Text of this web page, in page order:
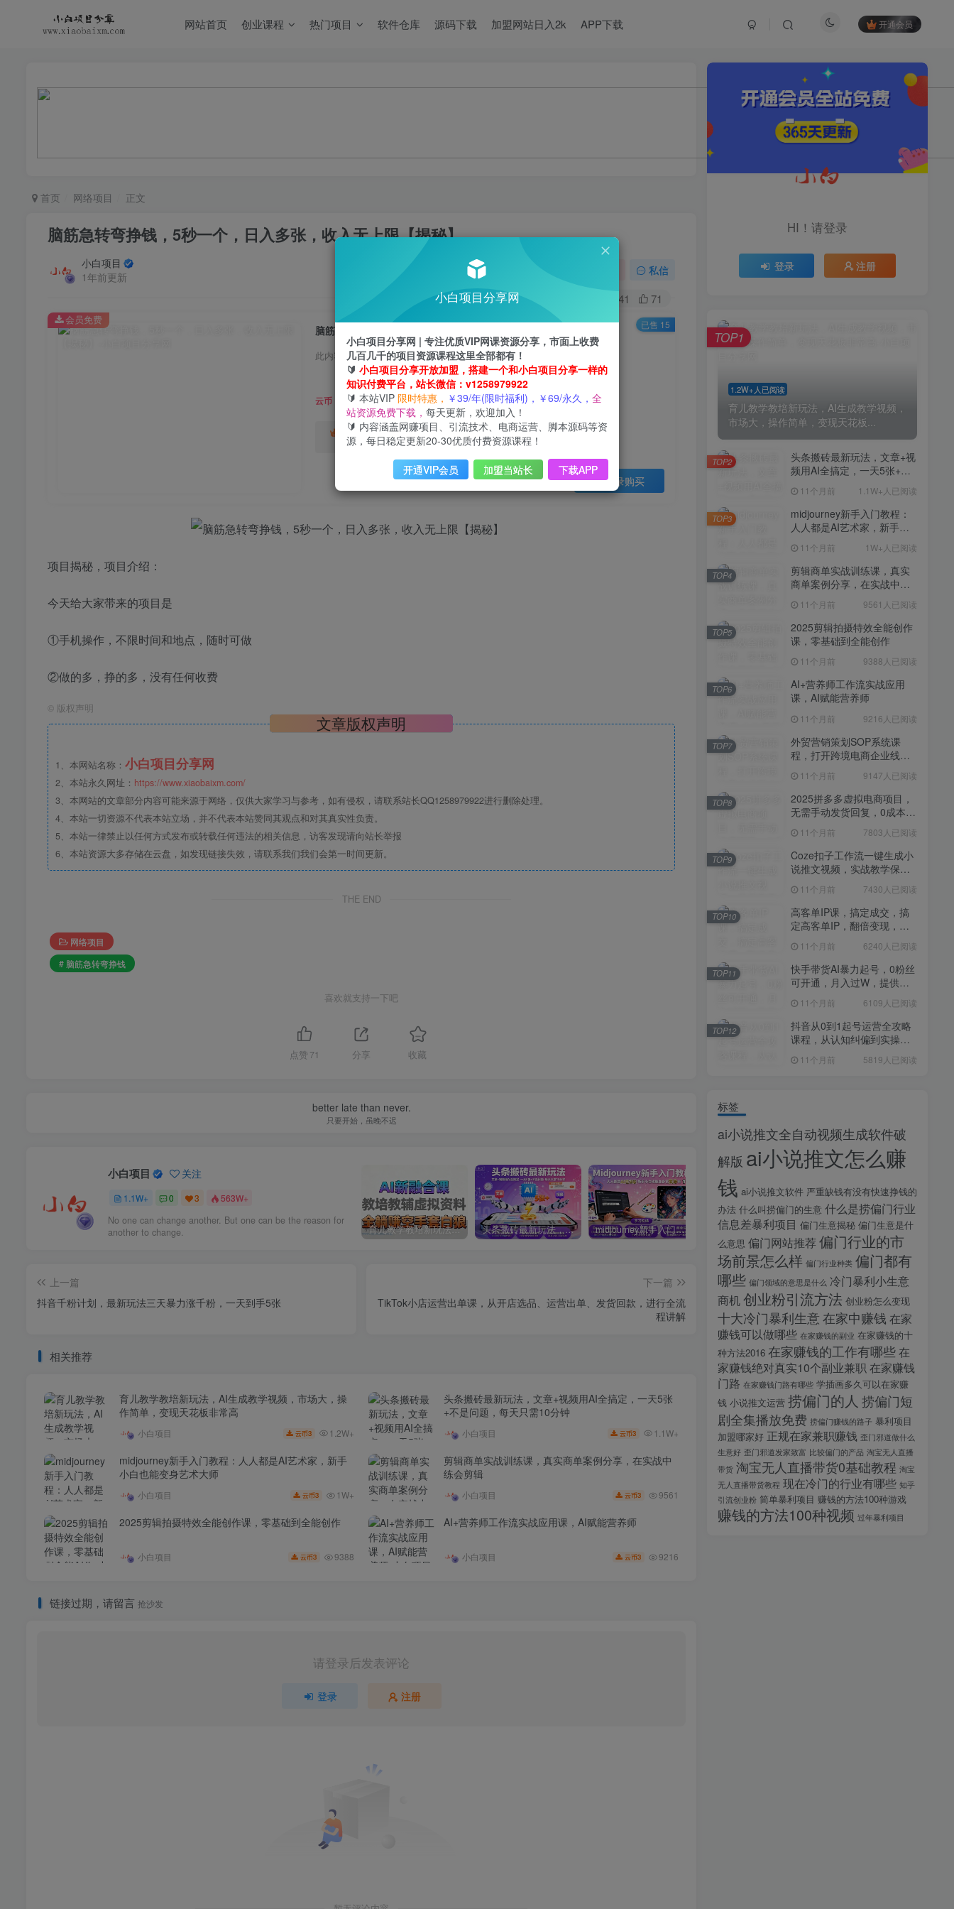
网站首页 创业课程 热门项目 软件仓库 源码下载 加盟网站日入2k APP下载 开通会员
首页 网络项目 正文
脑筋急转弯挣钱，5秒一个，日入多张，收入无上限【揭秘】
小白项目
1年前更新
私信
741 71
脑筋急转弯挣钱，5秒一个，日入多张，收入无上限【揭秘】
此内容为会员免费，请付费后查看
云币 3 限时特惠
云币99
年VIP免费 终身VIP会员
免费
登录购买
会员免费 已售 15
项目揭秘，项目介绍：
今天给大家带来的项目是
①手机操作，不限时间和地点，随时可做
②做的多，挣的多，没有任何收费
© 版权声明
文章版权声明
1、本网站名称： 小白项目分享网
2、本站永久网址： https://www.xiaobaixm.com/
3、本网站的文章部分内容可能来源于网络，仅供大家学习与参考，如有侵权，请联系站长QQ1258979922进行删除处理。
4、本站一切资源不代表本站立场，并不代表本站赞同其观点和对其真实性负责。
5、本站一律禁止以任何方式发布或转载任何违法的相关信息，访客发现请向站长举报
6、本站资源大多存储在云盘，如发现链接失效，请联系我们我们会第一时间更新。
THE END
网络项目
# 脑筋急转弯挣钱
喜欢就支持一下吧
点赞 71 分享 收藏
better late than never.
只要开始，虽晚不迟
小白项目 关注
1.1W+ 0 3 563W+
No one can change another. But one can be the reason for
another to change.
育儿教学教培新玩法，AI生成教学视频，市场大，操作简单，变现天花板非常高 头条搬砖最新玩法，文章+视频用AI全搞定，一天5张+不是问题，每天只需10分钟 midjourney新手入门教程：人人都是AI艺术家，新手小白也能变身艺术大师 剪辑商单实战训练课，真实商单案例分享，在实战中练会剪辑 2025剪辑拍摄特效全能创作课，零基础到全能创作
上一篇
抖音千粉计划，最新玩法三天暴力涨千粉，一天到手5张
下一篇
TikTok小店运营出单课，从开店选品、运营出单、发货回款，进行全流
程讲解
相关推荐
育儿教学教培新玩法，AI生成教学视频，市场大，操
作简单，变现天花板非常高
小白项目 云币3 1.2W+
头条搬砖最新玩法，文章+视频用AI全搞定，一天5张
+不是问题，每天只需10分钟
小白项目 云币3 1.1W+
midjourney新手入门教程：人人都是AI艺术家，新手
小白也能变身艺术大师
小白项目 云币3 1W+
剪辑商单实战训练课，真实商单案例分享，在实战中
练会剪辑
小白项目 云币3 9561
2025剪辑拍摄特效全能创作课，零基础到全能创作
小白项目 云币3 9388
AI+营养师工作流实战应用课，AI赋能营养师
小白项目 云币3 9216
链接过期，请留言 抢沙发
请登录后发表评论
登录 注册
1.2W+人已阅读
育儿教学教培新玩法，AI生成教学视频，
市场大，操作简单，变现天花板...
TOP1
频用AI全搞定，一天5张+不
是问题，每天只需10分钟
midjourney新手入门教程：
人人都是AI艺术家，新手小
TOP4
11个月前 9388人已阅读
TOP5
AI+营养师工作流实战应用
课，AI赋能营养师
11个月前 9216人已阅读
TOP6
外贸营销策划SOP系统课
程，打开跨境电商企业线上
营销任督二脉
11个月前 9147人已阅读
2025拼多多虚拟电商项目，
无需手动发货回复，0成本，
轻松月入1-5W【揭秘】
11个月前 7803人已阅读
Coze扣子工作流一键生成小
说推文视频，实战教学保姆
级教程11个月前 7430人已阅读
高客单IP课，搞定成交，搞
定高客单IP，翻倍变现，轻
松卖爆，不销而销
11个月前 6240人已阅读
快手带货AI暴力起号，0粉丝
可开通，月入过W，提供账
号就行，适合普通人的懒人
项目【揭秘】
11个月前 6109人已阅读
抖音从0到1起号运营全攻略
课程，从认知纠偏到实操落
地，高效起号变现
11个月前 5819人已阅读
HI！请登录
登录 注册
1.2W+人已阅读
育儿教学教培新玩法，AI生成教学视频，
市场大，操作简单，变现天花板...
TOP1
头条搬砖最新玩法，文章+视
频用AI全搞定，一天5张+不
11个月前 1.1W+人已阅读
TOP2
midjourney新手入门教程：
人人都是AI艺术家，新手小
11个月前 1W+人已阅读
TOP3
剪辑商单实战训练课，真实
商单案例分享，在实战中练
11个月前 9561人已阅读
TOP4
2025剪辑拍摄特效全能创作
课，零基础到全能创作
11个月前 9388人已阅读
TOP5
AI+营养师工作流实战应用
课，AI赋能营养师
11个月前 9216人已阅读
TOP6
外贸营销策划SOP系统课
程，打开跨境电商企业线上
11个月前 9147人已阅读
TOP7
2025拼多多虚拟电商项目，
无需手动发货回复，0成本，
11个月前 7803人已阅读
TOP8
Coze扣子工作流一键生成小
说推文视频，实战教学保姆
11个月前 7430人已阅读
TOP9
高客单IP课，搞定成交，搞
定高客单IP，翻倍变现，轻
11个月前 6240人已阅读
TOP10
快手带货AI暴力起号，0粉丝
可开通，月入过W，提供账
项目【揭秘】
11个月前 6109人已阅读
TOP11
抖音从0到1起号运营全攻略
课程，从认知纠偏到实操落
11个月前 5819人已阅读
TOP12
标签
ai小说推文全自动视频生成软件破
解版 ai小说推文怎么赚
钱 ai小说推文软件 严重缺钱有没有快速挣钱的
办法 什么叫捞偏门的生意 什么是捞偏门行业
信息差暴利项目 偏门生意揭秘 偏门生意是什
么意思 偏门网站推荐 偏门行业的市
场前景怎么样 偏门行业种类 偏门都有
哪些 偏门领域的意思是什么 冷门暴利小生意
商机创业粉引流方法 创业粉怎么变现
十大冷门暴利生意 在家中赚钱 在家
赚钱可以做哪些 在家赚钱的副业 在家赚钱的十
种方法2016 在家赚钱的工作有哪些在
家赚钱绝对真实10个副业兼职 在家赚钱
门路 在家赚钱门路有哪些 学插画多久可以在家赚
钱 小说推文运营 捞偏门的人 捞偏门短
剧全集播放免费 捞偏门赚钱的路子 暴利项目
加盟哪家好 正规在家兼职赚钱 歪门邪道做什么
生意好 歪门邪道发家致富 比较偏门的产品 淘宝无人直播
带货 淘宝无人直播带货0基础教程 淘宝
无人直播带货教程 现在冷门的行业有哪些 知乎
引流创业粉 简单暴利项目 赚钱的方法100种游戏
赚钱的方法100种视频 过年暴利项目
小白项目分享网
小白项目分享网 | 专注优质VIP网课资源分享，市面上收费
几百几千的项目资源课程这里全部都有！
🔰 小白项目分享开放加盟，搭建一个和小白项目分享一样的
知识付费平台，站长微信：v1258979922
🔰 本站VIP 限时特惠， ￥39/年(限时福利)，￥69/永久， 全
站资源免费下载， 每天更新，欢迎加入！
🔰 内容涵盖网赚项目、引流技术、电商运营、脚本源码等资
源，每日稳定更新20-30优质付费资源课程！
开通VIP会员 加盟当站长 下载APP